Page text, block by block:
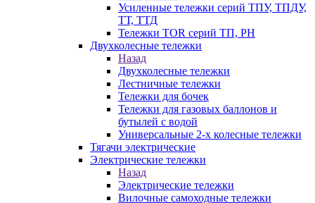
Усиленные тележки серий ТПУ, ТПДУ,
ТТ, ТТД
Тележки TOR серий ТП, PH
Двухколесные тележки
Назад
Двухколесные тележки
Лестничные тележки
Тележки для бочек
Тележки для газовых баллонов и
бутылей с водой
Универсальные 2-х колесные тележки
Тягачи электрические
Электрические тележки
Назад
Электрические тележки
Вилочные самоходные тележки